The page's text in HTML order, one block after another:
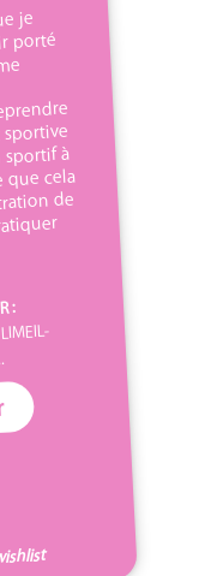
je
porté
à
que cela
de
: